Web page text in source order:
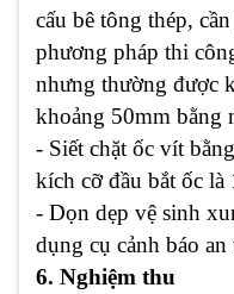
cấu bê tông thép,
phương pháp thi
nhưng thường được
khoảng 50mm bằng
- Siết chặt ốc vít
kích cỡ đầu bắt ốc là
- Dọn dẹp vệ sinh
dụng cụ cảnh báo an
6. Nghiệm thu